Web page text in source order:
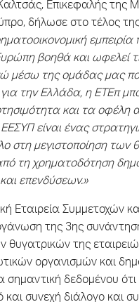
Επικεφαλής της
δήλωσε στο τέλος
βοηθά και ωφελεί
μέσω της ομάδας μας
την Ελλάδα, η ΕΤΕπ
και τα οφέλη
είναι ένας
στη μεγιστοποίηση των
τη χρηματοδότηση
επενδύσεων.»
Εταιρεία Συμμετοχών
της 3ης
θυγατρικών της
οργανισμών και
σημαντική δεδομένου
και συνεχή διάλογο και